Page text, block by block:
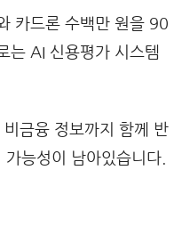
카드론 수백만 원을 90
는 AI 신용평가 시스템
금융 정보까지 함께 반
능성이 남아있습니다.